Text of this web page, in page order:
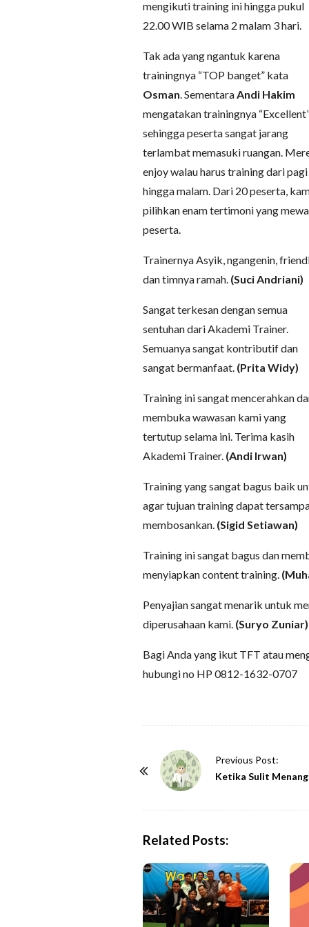
mengikuti training ini hingga pukul
22.00 WIB selama 2 malam 3 hari.
Tak ada yang ngantuk karena
trainingnya “TOP banget” kata
Osman. SementaraAndi Hakim
mengatakan trainingnya
sehingga peserta sangat jarang
terlambat memasuki ruangan.
enjoy walau harus training dari pagi
hingga malam. Dari 20 peserta,
pilihkan enam tertimoni yang
peserta.
Trainernya Asyik, ngangenin,
dan timnya ramah. (Suci Andriani)
Sangat terkesan dengan semua
sentuhan dari Akademi Trainer.
Semuanya sangat kontributif dan
sangat bermanfaat. (Prita Widy)
Training ini sangat mencerahkan
membuka wawasan kami yang
tertutup selama ini. Terima kasih
Akademi Trainer. (Andi Irwan)
Training yang sangat bagus baik
agar tujuan training dapat
membosankan. (Sigid Setiawan)
Training ini sangat bagus dan
menyiapkan content training.
Penyajian sangat menarik untuk
diperusahaan kami. (Suryo Zuniar)
Bagi Anda yang ikut TFT atau
hubungi no HP 0812-1632-0707
Previous Post:
Ketika Sulit
Related Posts: